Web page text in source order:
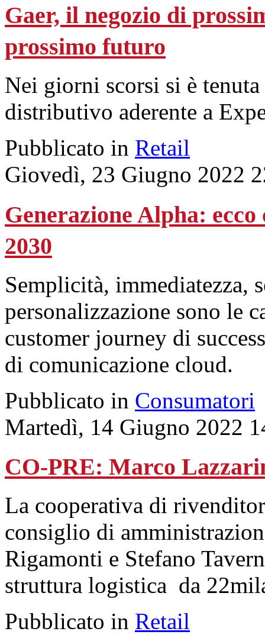
Gaer, il negozio di
prossimo futuro
Nei giorni scorsi si è
distributivo aderente a
Pubblicato in Retail
Giovedì, 23 Giugno 2022
Generazione Alpha:
2030
Semplicità, immediatezza,
personalizzazione sono le
customer journey di
di comunicazione cloud.
Pubblicato in Consumatori
Martedì, 14 Giugno 2022
CO-PRE: Marco
La cooperativa di
consiglio di
Rigamonti e Stefano
struttura logistica da
Pubblicato in Retail